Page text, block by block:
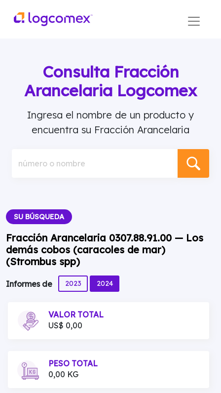
Consulta Fracción
Arancelaria Logcomex
Ingresa el nombre de un producto y
encuentra su Fracción Arancelaria
número o nombre
SU BÚSQUEDA
Fracción Arancelaria 0307.88.91.00 — Los
demás cobos (caracoles de mar)
(Strombus spp)
Informes de 2023 2024
VALOR TOTAL
US$ 0,00
PESO TOTAL
0,00 KG